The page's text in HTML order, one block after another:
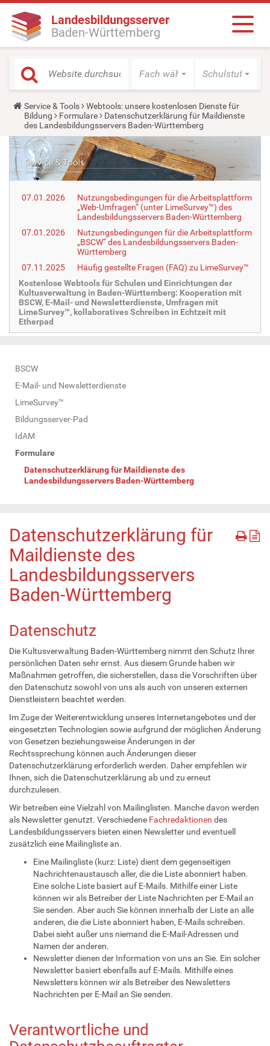
Landesbildungsserver
Baden-Württemberg
Fach wählen Schulstufe
Y
o
u
a
r
h
e
r
:
Service & Tools
Webtools: unsere kostenlosen Dienste für
Bildung
Formulare
Datenschutzerklärung für Maildienste
des Landesbildungsservers Baden-Württemberg
07.01.2026
Nutzungsbedingungen für die Arbeitsplattform
„Web-Umfragen“ (unter LimeSurvey™) des
Landesbildungsservers Baden-Württemberg
07.01.2026
Nutzungsbedingungen für die Arbeitsplattform
„BSCW“ des Landesbildungsservers Baden-
Württemberg
07.11.2025
Häufig gestellte Fragen (FAQ) zu LimeSurvey™
Kostenlose Webtools für Schulen und Einrichtungen der
Kultusverwaltung in Baden-Württemberg: Kooperation mit
BSCW, E-Mail- und Newsletterdienste, Umfragen mit
LimeSurvey™, kollaboratives Schreiben in Echtzeit mit
Etherpad
N
a
v
i
g
BSCW
E-Mail- und Newsletterdienste
LimeSurvey™
Bildungsserver-Pad
IdAM
Formulare
Datenschutzerklärung für Maildienste des
Landesbildungsservers Baden-Württemberg
Datenschutzerklärung für
Maildienste des
Landesbildungsservers
Baden-Württemberg
Datenschutz
Die Kultusverwaltung Baden-Württemberg nimmt den Schutz Ihrer
persönlichen Daten sehr ernst. Aus diesem Grunde haben wir
Maßnahmen getroffen, die sicherstellen, dass die Vorschriften über
den Datenschutz sowohl von uns als auch von unseren externen
Dienstleistern beachtet werden.
Im Zuge der Weiterentwicklung unseres Internetangebotes und der
eingesetzten Technologien sowie aufgrund der möglichen Änderung
von Gesetzen beziehungsweise Änderungen in der
Rechtssprechung können auch Änderungen dieser
Datenschutzerklärung erforderlich werden. Daher empfehlen wir
Ihnen, sich die Datenschutzerklärung ab und zu erneut
durchzulesen.
Wir betreiben eine Vielzahl von Mailinglisten. Manche davon werden
als Newsletter genutzt. Verschiedene Fachredaktionen des
Landesbildungsservers bieten einen Newsletter und eventuell
zusätzlich eine Mailingliste an.
Eine Mailingliste (kurz: Liste) dient dem gegenseitigen
Nachrichtenaustausch aller, die die Liste abonniert haben.
Eine solche Liste basiert auf E-Mails. Mithilfe einer Liste
können wir als Betreiber der Liste Nachrichten per E-Mail an
Sie senden. Aber auch Sie können innerhalb der Liste an alle
anderen, die die Liste abonniert haben, E-Mails schreiben.
Dabei sieht außer uns niemand die E-Mail-Adressen und
Namen der anderen.
Newsletter dienen der Information von uns an Sie. Ein solcher
Newsletter basiert ebenfalls auf E-Mails. Mithilfe eines
Newsletters können wir als Betreiber des Newsletters
Nachrichten per E-Mail an Sie senden.
Verantwortliche und